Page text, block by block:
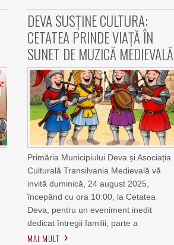
DEVA SUSȚINE CULTURA:
CETATEA PRINDE VIAȚĂ ÎN
SUNET DE MUZICĂ MEDIEVALĂ
Primăria Municipiului Deva și Asociația
Culturală Transilvania Medievală vă
invită duminică, 24 august 2025,
începând cu ora 10:00, la Cetatea
Deva, pentru un eveniment inedit
dedicat întregii familii, parte a
MAI MULT